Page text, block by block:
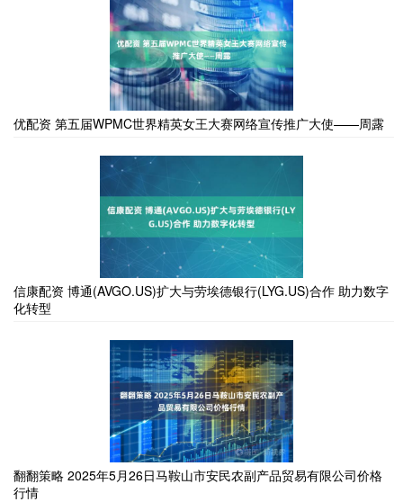
优配资 第五届WPMC世界精英女王大赛网络宣传推广大使——周露
信康配资 博通(AVGO.US)扩大与劳埃德银行(LYG.US)合作 助力数字
化转型
翻翻策略 2025年5月26日马鞍山市安民农副产品贸易有限公司价格
行情